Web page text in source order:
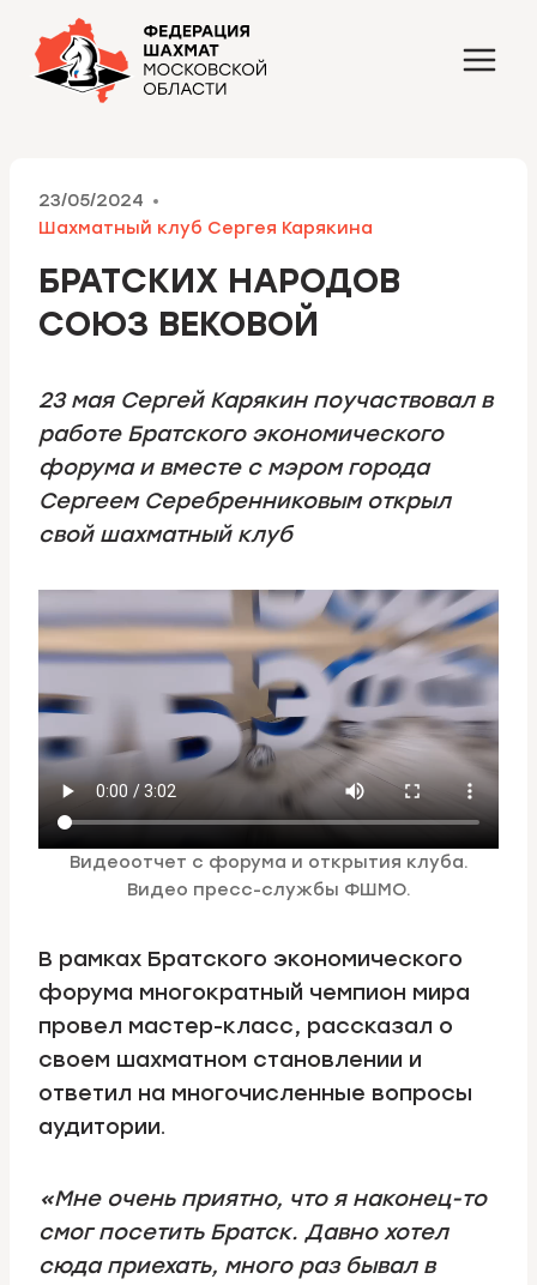
Перейти
содержимому
23/05/2024
Шахматный клуб Сергея Карякина
БРАТСКИХ НАРОДОВ
СОЮЗ ВЕКОВОЙ
23 мая Сергей Карякин поучаствовал в
работе Братского экономического
форума и вместе с мэром города
Сергеем Серебренниковым открыл
свой шахматный клуб
Видеоотчет с форума и открытия клуба.
Видео пресс-службы ФШМО.
В рамках Братского экономического
форума многократный чемпион мира
провел мастер-класс, рассказал о
своем шахматном становлении и
ответил на многочисленные вопросы
аудитории.
«Мне очень приятно, что я наконец-то
смог посетить Братск. Давно хотел
сюда приехать, много раз бывал в